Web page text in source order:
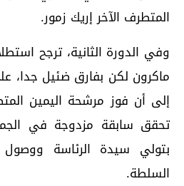
المتطرف الآخر إريك زمور.
وفي الدورة الثانية، ترجح
ماكرون لكن بفارق ضئيل جدا،
إلى أن فوز مرشحة اليمين
تحقق سابقة مزدوجة في
بتولي سيدة الرئاسة
السلطة.